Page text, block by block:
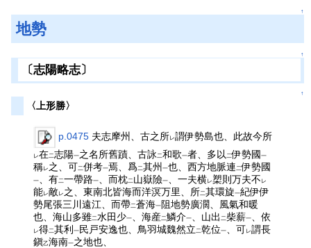
↑
地勢
↑
〔志陽略志〕
↑
〈上形勝〉
p.0475 夫志摩州、古之所レ謂伊勢島也、此故今所
レ在二志陽一之名所舊蹟、古詠 二和歌一者、多以 二伊勢國一
稱レ 之、可二併考一焉、爲二其州一也、西方地脈連 二伊勢國
一 、有二一帶路一 、而枕二 山嶽險一 、一夫横レ槊則万夫不 レ
能レ敵レ 之、東南北皆海而洋溟万里、所二其環旋一紀伊伊
勢尾張三川遠江、而帶二蒼海一 阻地勢廣濶、風氣和暖
也、海山多雖二水田少一 、海産二鱗介一 、山出 二柴薪一 、依
レ得二其利一 民戸安逸也、鳥羽城魏然立 二乾位一 、可レ謂長
鎭乙海南一之地也、